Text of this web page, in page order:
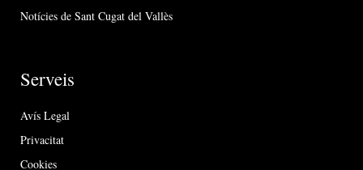
Notícies de Sant Cugat del Vallès
Serveis
Avís Legal
Privacitat
Cookies